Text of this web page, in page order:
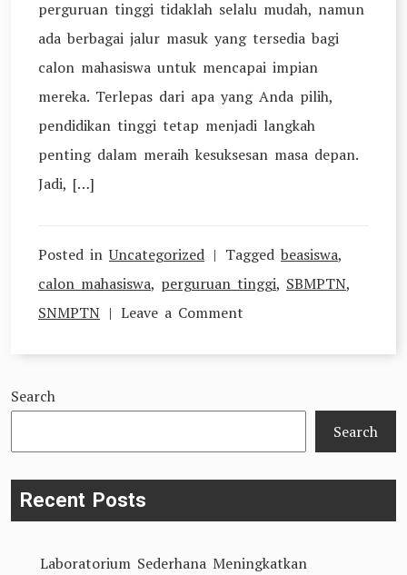
perguruan tinggi tidaklah selalu mudah, namun
ada berbagai jalur masuk yang tersedia bagi
calon mahasiswa untuk mencapai impian
mereka. Terlepas dari apa yang Anda pilih,
pendidikan tinggi tetap menjadi langkah
penting dalam meraih kesuksesan masa depan.
Jadi, […]
Posted inUncategorized Tagged beasiswa,
calon mahasiswa, perguruan tinggi, SBMPTN,
SNMPTN
Leave a Comment
Impian
Masuk
Search
Search
Recent Posts
Laboratorium Sederhana Meningkatkan